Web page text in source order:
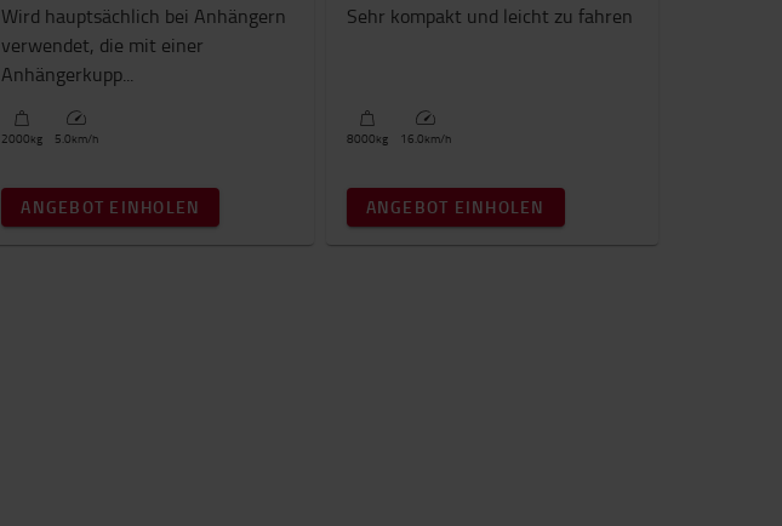
Wird hauptsächlich bei Anhängern
verwendet, die mit einer
Anhängerkupp...
2000kg 5.0km/h
ANGEBOT EINHOLEN
Sehr kompakt und leicht zu fahren
8000kg 16.0km/h
ANGEBOT EINHOLEN